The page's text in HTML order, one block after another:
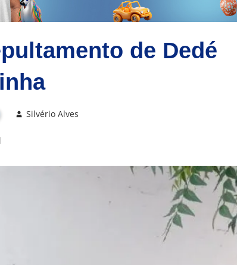
de Dedé